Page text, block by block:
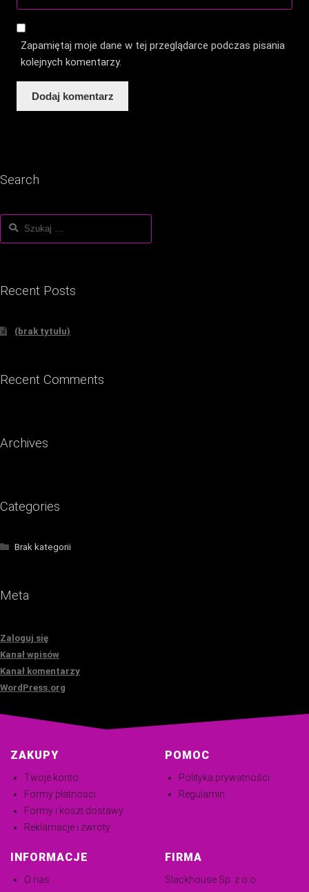
Zapamiętaj moje dane w tej przeglądarce podczas pisania
kolejnych komentarzy.
Search
Szukaj:
Recent Posts
(brak tytułu)
Recent Comments
Archives
Categories
Brak kategorii
Meta
Zaloguj się
Kanał wpisów
Kanał komentarzy
WordPress.org
ZAKUPY
Twoje konto
Formy płatnosci
Formy i koszt dostawy
Reklamacje i zwroty
POMOC
Polityka prywatności
Regulamin
INFORMACJE
O nas
FIRMA
Slackhouse Sp. z o.o.